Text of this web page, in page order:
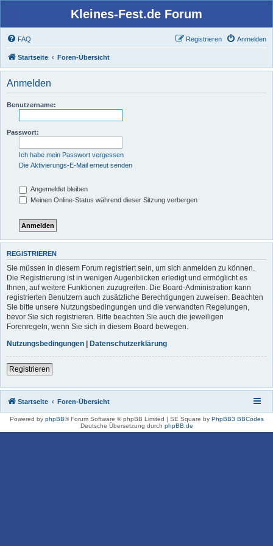
Kleines-Fest.de Forum
FAQ Anmelden
Registrieren
Startseite Foren-Übersicht
Anmelden
Benutzername:
Passwort:
Ich habe mein Passwort vergessen
Die Aktivierungs-E-Mail erneut senden
Angemeldet bleiben
Meinen Online-Status während dieser Sitzung verbergen
REGISTRIEREN
Sie müssen in diesem Forum registriert sein, um sich anmelden zu können.
Die Registrierung ist in wenigen Augenblicken erledigt und ermöglicht es
Ihnen, auf weitere Funktionen zuzugreifen. Die Board-Administration kann
registrierten Benutzern auch zusätzliche Berechtigungen zuweisen. Beachten
Sie bitte unsere Nutzungsbedingungen und die verwandten Regelungen,
bevor Sie sich registrieren. Bitte beachten Sie auch die jeweiligen
Forenregeln, wenn Sie sich in diesem Board bewegen.
Nutzungsbedingungen | Datenschutzerklärung
Registrieren
Startseite Foren-Übersicht
Powered by phpBB® Forum Software © phpBB Limited | SE Square by PhpBB3 BBCodes
Deutsche Übersetzung durch phpBB.de